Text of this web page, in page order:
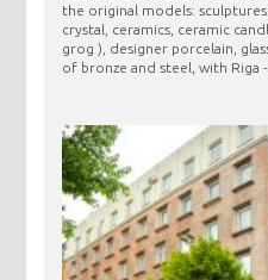
the original models:
crystal, ceramics, ceramic
grog ), designer porcelain,
of bronze and steel, with Riga